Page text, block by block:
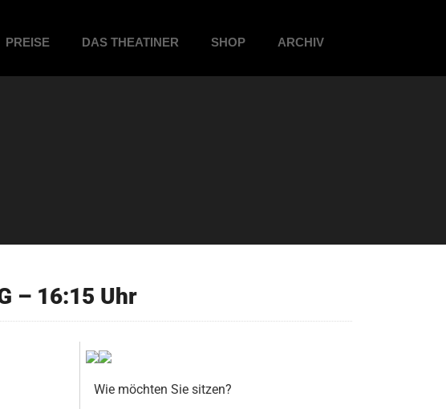
PREISE DAS THEATINER SHOP ARCHIV
– 16:15 Uhr
Wie möchten Sie sitzen?